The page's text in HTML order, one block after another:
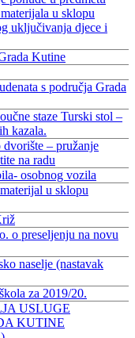
u sklopu
uključivanja djece i
Kutine
s područja Grada
staze Turski stol –
kazala.
– pružanje
na radu
osobnog vozila
u sklopu
o preseljenju na novu
naselje (nastavak
za 2019/20.
USLUGE
KUTINE